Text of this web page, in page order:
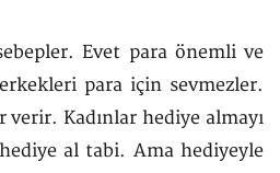
Evet para önemli ve
para için sevmezler.
Kadınlar hediye almayı
al tabi. Ama hediyeyle